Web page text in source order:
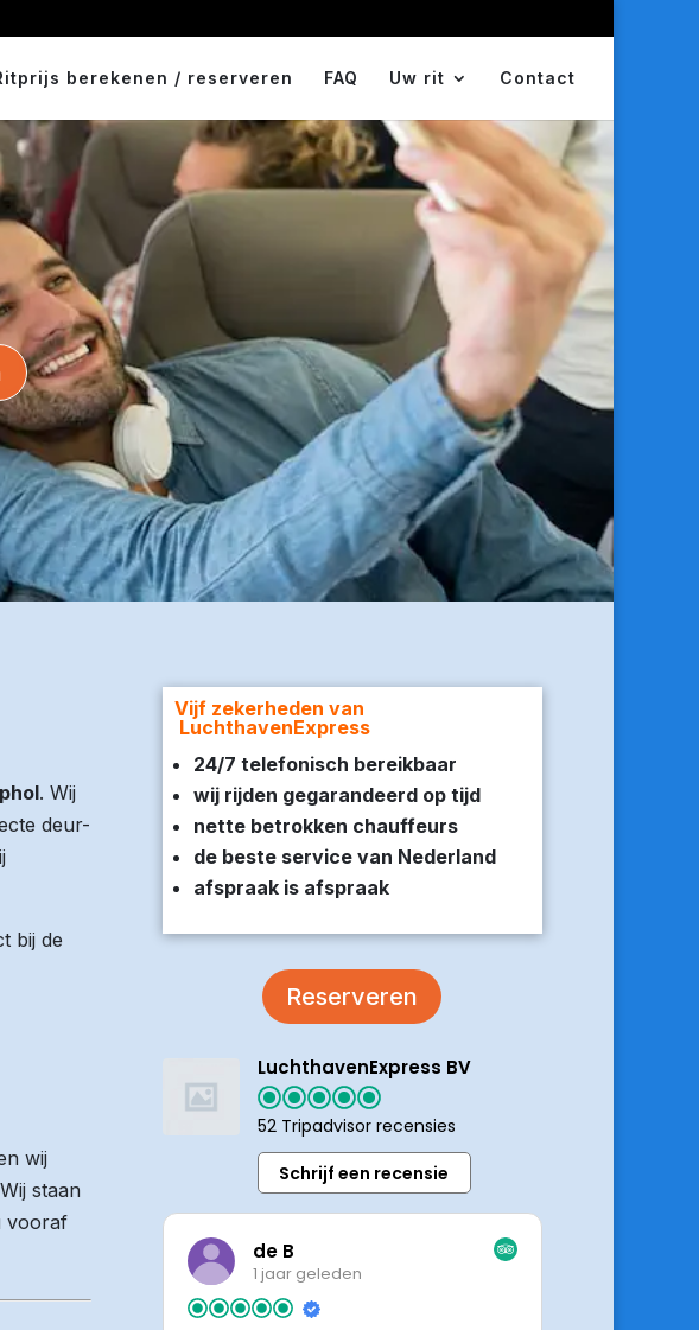
berekenen / reserveren FAQ Uw rit Contact
. Wij
deur-
bij de
wij
staan
vooraf
Vijf zekerheden van
LuchthavenExpress
24/7 telefonisch bereikbaar
wij rijden gegarandeerd op tijd
nette betrokken chauffeurs
de beste service van Nederland
afspraak is afspraak
Reserveren
LuchthavenExpress BV
52 Tripadvisor recensies
Schrijf een recensie
de B
1 jaar geleden